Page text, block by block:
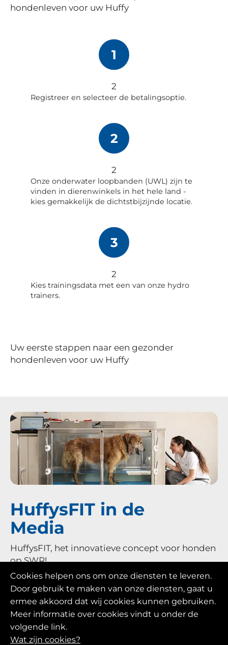
hondenleven voor uw Huffy
1
2
Registreer en selecteer de betalingsoptie.
2
2
Onze onderwater loopbanden (UWL) zijn te
vinden in dierenwinkels in het hele land -
kies gemakkelijk de dichtstbijzijnde locatie.
3
2
Kies trainingsdata met een van onze hydro
trainers.
Uw eerste stappen naar een gezonder
hondenleven voor uw Huffy
HuffysFIT in de
Media
HuffysFIT, het innovatieve concept voor honden
op SWR!
Dankzij ons optreden op SWR leren steeds
meer mensen HuffysFIT kennen.
Hondeneigenaren in heel Duitsland vertrouwen
op ons om hun geliefde viervoeters te helpen
gezond en fit te blijven.
Cookies helpen ons om onze diensten te leveren.
Door gebruik te maken van onze diensten, gaat u
ermee akkoord dat wij cookies kunnen gebruiken.
Meer informatie over cookies vindt u onder de
volgende link.
Wat zijn cookies?